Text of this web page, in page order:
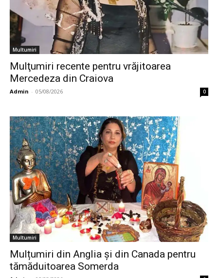
Multumiri
Mulţumiri recente pentru vrăjitoarea
Mercedeza din Craiova
Admin - 05/08/2026 0
Multumiri
Mulțumiri din Anglia și din Canada pentru
tămăduitoarea Somerda